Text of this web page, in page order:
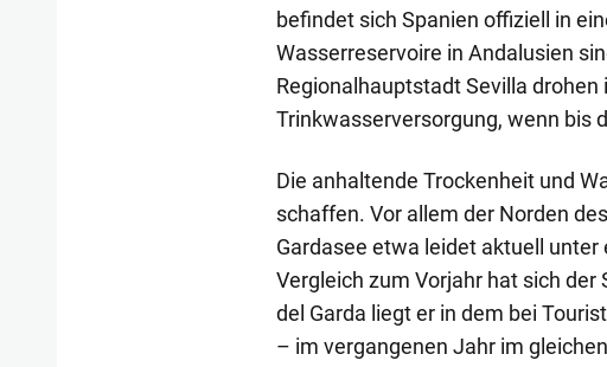
befindet sich Spanien offiziell in
Wasserreservoire in Andalusien
Regionalhauptstadt Sevilla
Trinkwasserversorgung, wenn bis
Die anhaltende Trockenheit und
schaffen. Vor allem der Norden
Gardasee etwa leidet aktuell
Vergleich zum Vorjahr hat sich
del Garda liegt er in dem bei
– im vergangenen Jahr im